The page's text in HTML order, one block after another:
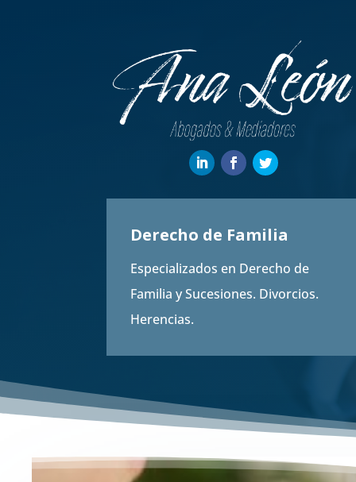
Derecho de Familia
Especializados en Derecho de
Familia y Sucesiones. Divorcios.
Herencias.